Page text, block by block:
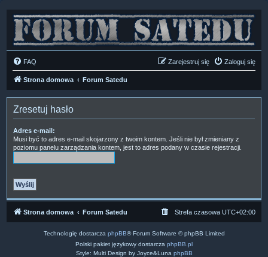
FAQ Zaloguj się
Zarejestruj się
Strona domowa Forum Satedu
Zresetuj hasło
Adres e-mail:
Musi być to adres e-mail skojarzony z twoim kontem. Jeśli nie był zmieniany z
poziomu panelu zarządzania kontem, jest to adres podany w czasie rejestracji.
Strona domowa Forum Satedu Strefa czasowa UTC+02:00
Technologię dostarcza phpBB® Forum Software © phpBB Limited
Polski pakiet językowy dostarcza phpBB.pl
Style: Multi Design by Joyce&Luna phpBB